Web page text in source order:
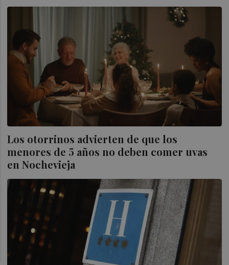
Los otorrinos advierten de que los
menores de 5 años no deben comer uvas
en Nochevieja